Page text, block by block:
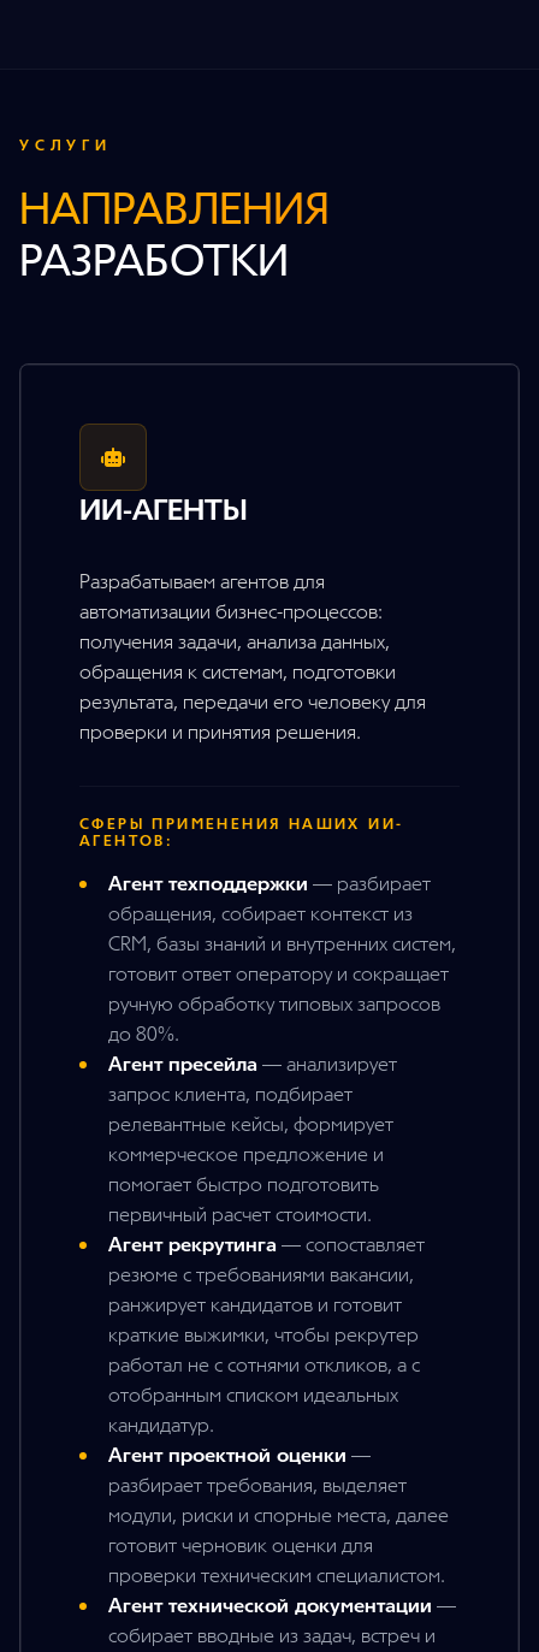
УСЛУГИ
НАПРАВЛЕНИЯ
РАЗРАБОТКИ
ИИ-АГЕНТЫ
Разрабатываем агентов для
автоматизации бизнес-процессов:
получения задачи, анализа данных,
обращения к системам, подготовки
результата, передачи его человеку для
проверки и принятия решения.
СФЕРЫ ПРИМЕНЕНИЯ НАШИХ ИИ-
АГЕНТОВ:
Агент техподдержки — разбирает
обращения, собирает контекст из
CRM, базы знаний и внутренних систем,
готовит ответ оператору и сокращает
ручную обработку типовых запросов
до 80%.
Агент пресейла — анализирует
запрос клиента, подбирает
релевантные кейсы, формирует
коммерческое предложение и
помогает быстро подготовить
первичный расчет стоимости.
Агент рекрутинга — сопоставляет
резюме с требованиями вакансии,
ранжирует кандидатов и готовит
краткие выжимки, чтобы рекрутер
работал не с сотнями откликов, а с
отобранным списком идеальных
кандидатур.
Агент проектной оценки —
разбирает требования, выделяет
модули, риски и спорные места, далее
готовит черновик оценки для
проверки техническим специалистом.
Агент технической документации —
собирает вводные из задач, встреч и